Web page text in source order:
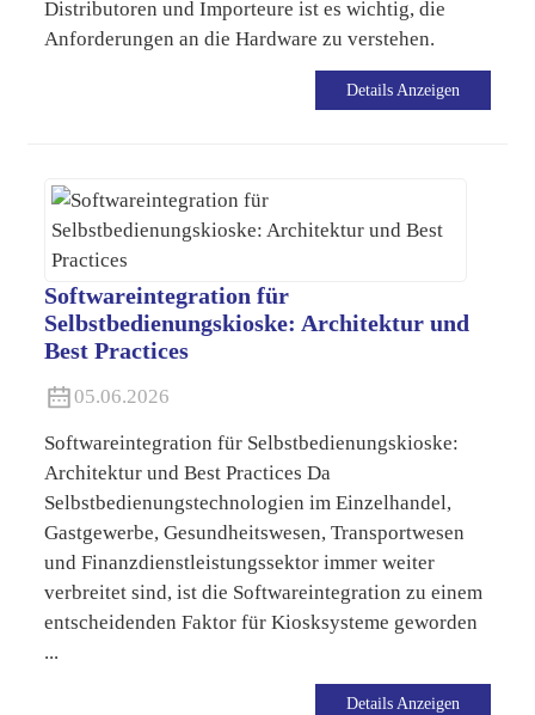
Distributoren und Importeure ist es wichtig, die
Anforderungen an die Hardware zu verstehen.
Details Anzeigen
Softwareintegration für
Selbstbedienungskioske: Architektur und
Best Practices
05.06.2026
Softwareintegration für Selbstbedienungskioske:
Architektur und Best Practices Da
Selbstbedienungstechnologien im Einzelhandel,
Gastgewerbe, Gesundheitswesen, Transportwesen
und Finanzdienstleistungssektor immer weiter
verbreitet sind, ist die Softwareintegration zu einem
entscheidenden Faktor für Kiosksysteme geworden
...
Details Anzeigen